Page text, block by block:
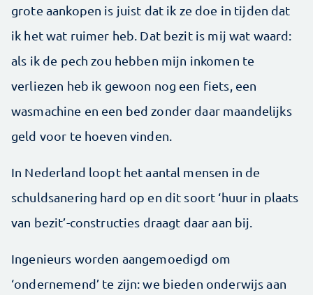
grote aankopen is juist dat ik ze doe in tijden dat
ik het wat ruimer heb. Dat bezit is mij wat waard:
als ik de pech zou hebben mijn inkomen te
verliezen heb ik gewoon nog een fiets, een
wasmachine en een bed zonder daar maandelijks
geld voor te hoeven vinden.
In Nederland loopt het aantal mensen in de
schuldsanering hard op en dit soort ‘huur in plaats
van bezit’-constructies draagt daar aan bij.
Ingenieurs worden aangemoedigd om
‘ondernemend’ te zijn: we bieden onderwijs aan